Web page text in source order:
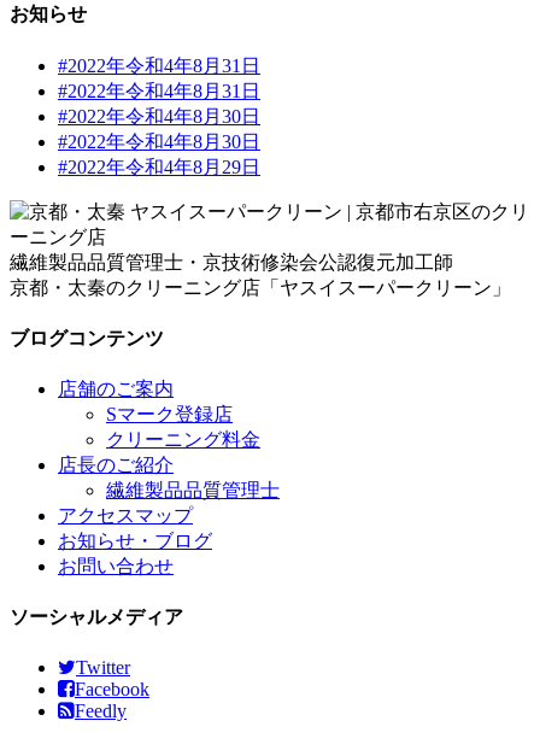
お知らせ
#2022年令和4年8月31日
#2022年令和4年8月31日
#2022年令和4年8月30日
#2022年令和4年8月30日
#2022年令和4年8月29日
繊維製品品質管理士・京技術修染会公認復元加工師
京都・太秦のクリーニング店「ヤスイスーパークリーン」
ブログコンテンツ
店舗のご案内
Sマーク登録店
クリーニング料金
店長のご紹介
繊維製品品質管理士
アクセスマップ
お知らせ・ブログ
お問い合わせ
ソーシャルメディア
Twitter
Facebook
Feedly